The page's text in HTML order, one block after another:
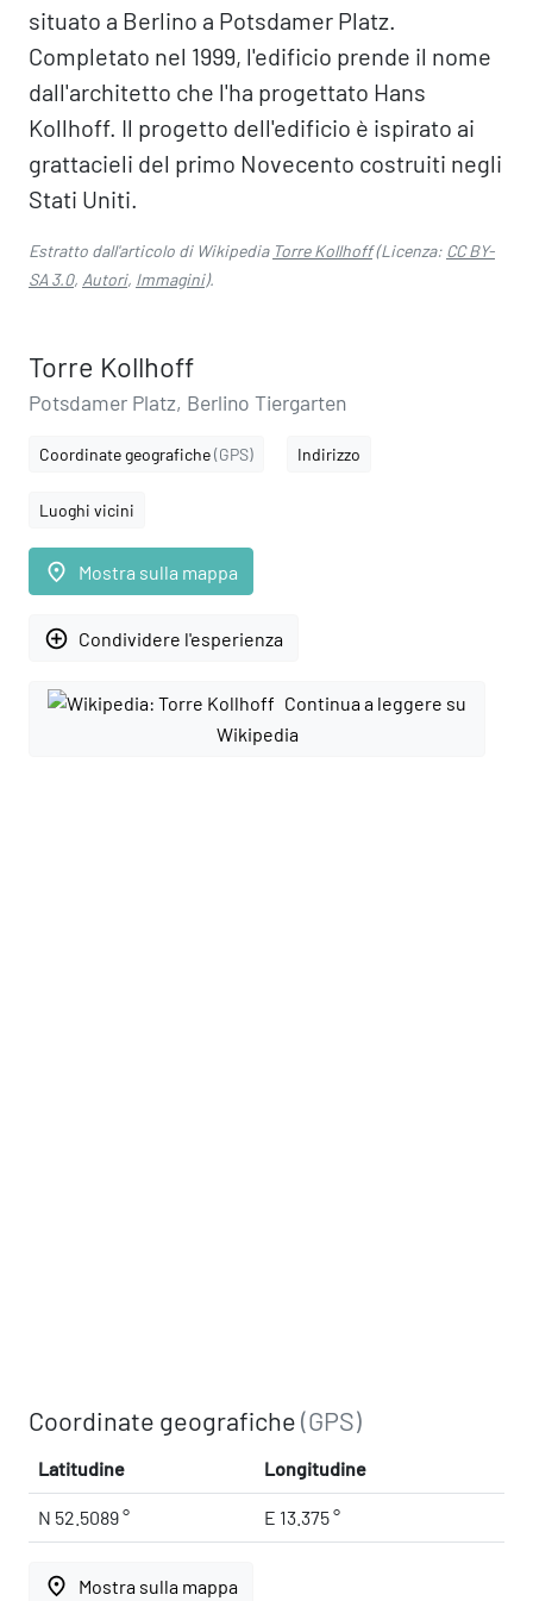
situato a Berlino a Potsdamer Platz.
Completato nel 1999, l'edificio prende il nome
dall'architetto che l'ha progettato Hans
Kollhoff. Il progetto dell'edificio è ispirato ai
grattacieli del primo Novecento costruiti negli
Stati Uniti.
Estratto dall'articolo di Wikipedia Torre Kollhoff(Licenza: CC BY-
SA 3.0, Autori, Immagini).
Torre Kollhoff
Potsdamer Platz, Berlino Tiergarten
Coordinate geografiche(GPS) Indirizzo
Luoghi vicini
place Mostra sulla mappa
add_circle_outline Condividere l'esperienza
Continua a leggere su
Wikipedia
Coordinate geografiche(GPS)
Latitudine Longitudine
N 52.5089 ° E 13.375 °
place Mostra sulla mappa